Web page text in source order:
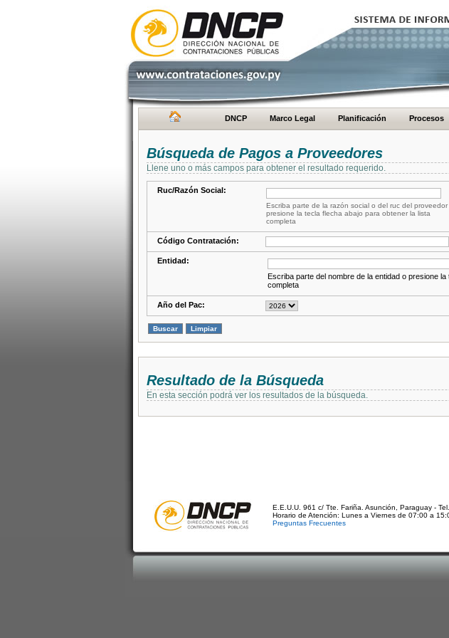
DNCP Marco Legal Planificación Procesos
Búsqueda de Pagos a Proveedores
Llene uno o más campos para obtener el resultado requerido.
Ruc/Razón Social:
Escriba parte de la razón social o del ruc del proveedor
presione la tecla flecha abajo para obtener la lista
completa
Código Contratación:
Entidad:
Escriba parte del nombre de la entidad o presione
completa
Año del Pac:
Resultado de la Búsqueda
En esta sección podrá ver los resultados de la búsqueda.
E.E.U.U. 961 c/ Tte. Fariña. Asunción, Paraguay -
Horario de Atención: Lunes a Viernes de 07:00 a
Preguntas Frecuentes